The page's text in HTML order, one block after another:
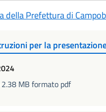
della Prefettura di
per la
MB formato pdf